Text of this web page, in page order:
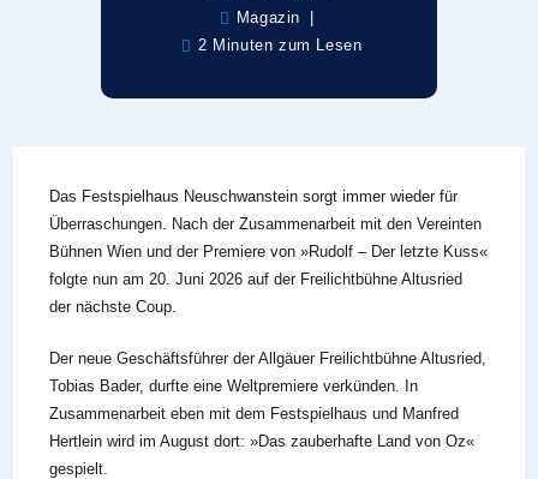
Magazin
2 Minuten zum Lesen
Das Festspielhaus Neuschwanstein sorgt immer wieder für
Überraschungen. Nach der Zusammenarbeit mit den Vereinten
Bühnen Wien und der Premiere von »Rudolf – Der letzte Kuss«
folgte nun am 20. Juni 2026 auf der Freilichtbühne Altusried
der nächste Coup.
Der neue Geschäftsführer der Allgäuer Freilichtbühne Altusried,
Tobias Bader, durfte eine Weltpremiere verkünden. In
Zusammenarbeit eben mit dem Festspielhaus und Manfred
Hertlein wird im August dort: »Das zauberhafte Land von Oz«
gespielt.